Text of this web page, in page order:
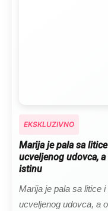
EKSKLUZIVNO
Marija je pala sa
ucveljenog udovca,
istinu
Marija je pala sa litice
ucveljenog udovca, a